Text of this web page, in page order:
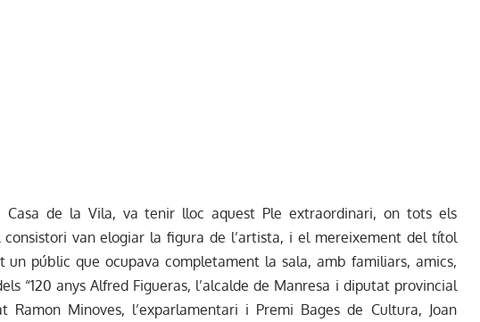
de la Vila, va tenir lloc aquest Ple extraordinari, on tots els
van elogiar la figura de l’artista, i el mereixement del títol
un públic que ocupava completament la sala, amb familiars, amics,
“120 anys Alfred Figueras, l’alcalde de Manresa i diputat provincial
Ramon Minoves, l’exparlamentari i Premi Bages de Cultura, Joan